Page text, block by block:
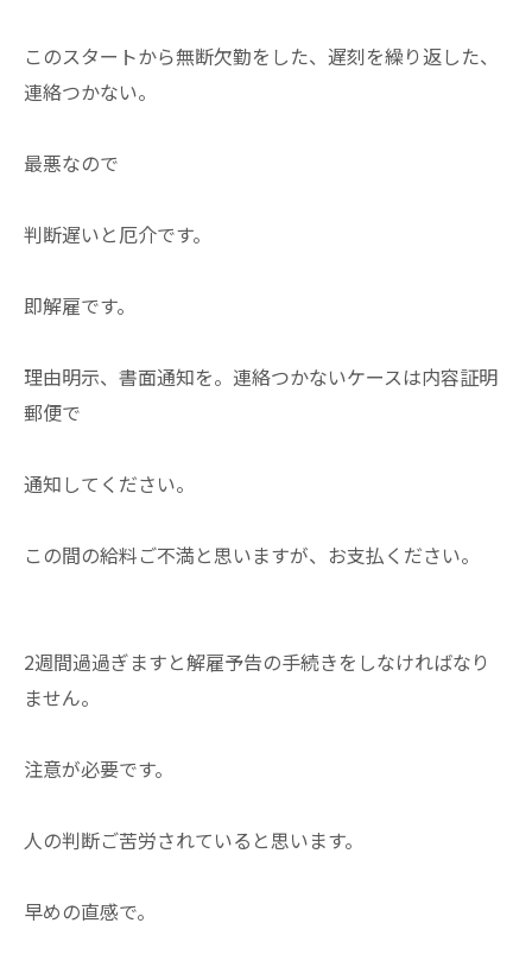
このスタートから無断欠勤をした、遅刻を繰り返した、
連絡つかない。
最悪なので
判断遅いと厄介です。
即解雇です。
理由明示、書面通知を。連絡つかないケースは内容証明
郵便で
通知してください。
この間の給料ご不満と思いますが、お支払ください。
2週間過過ぎますと解雇予告の手続きをしなければなり
ません。
注意が必要です。
人の判断ご苦労されていると思います。
早めの直感で。